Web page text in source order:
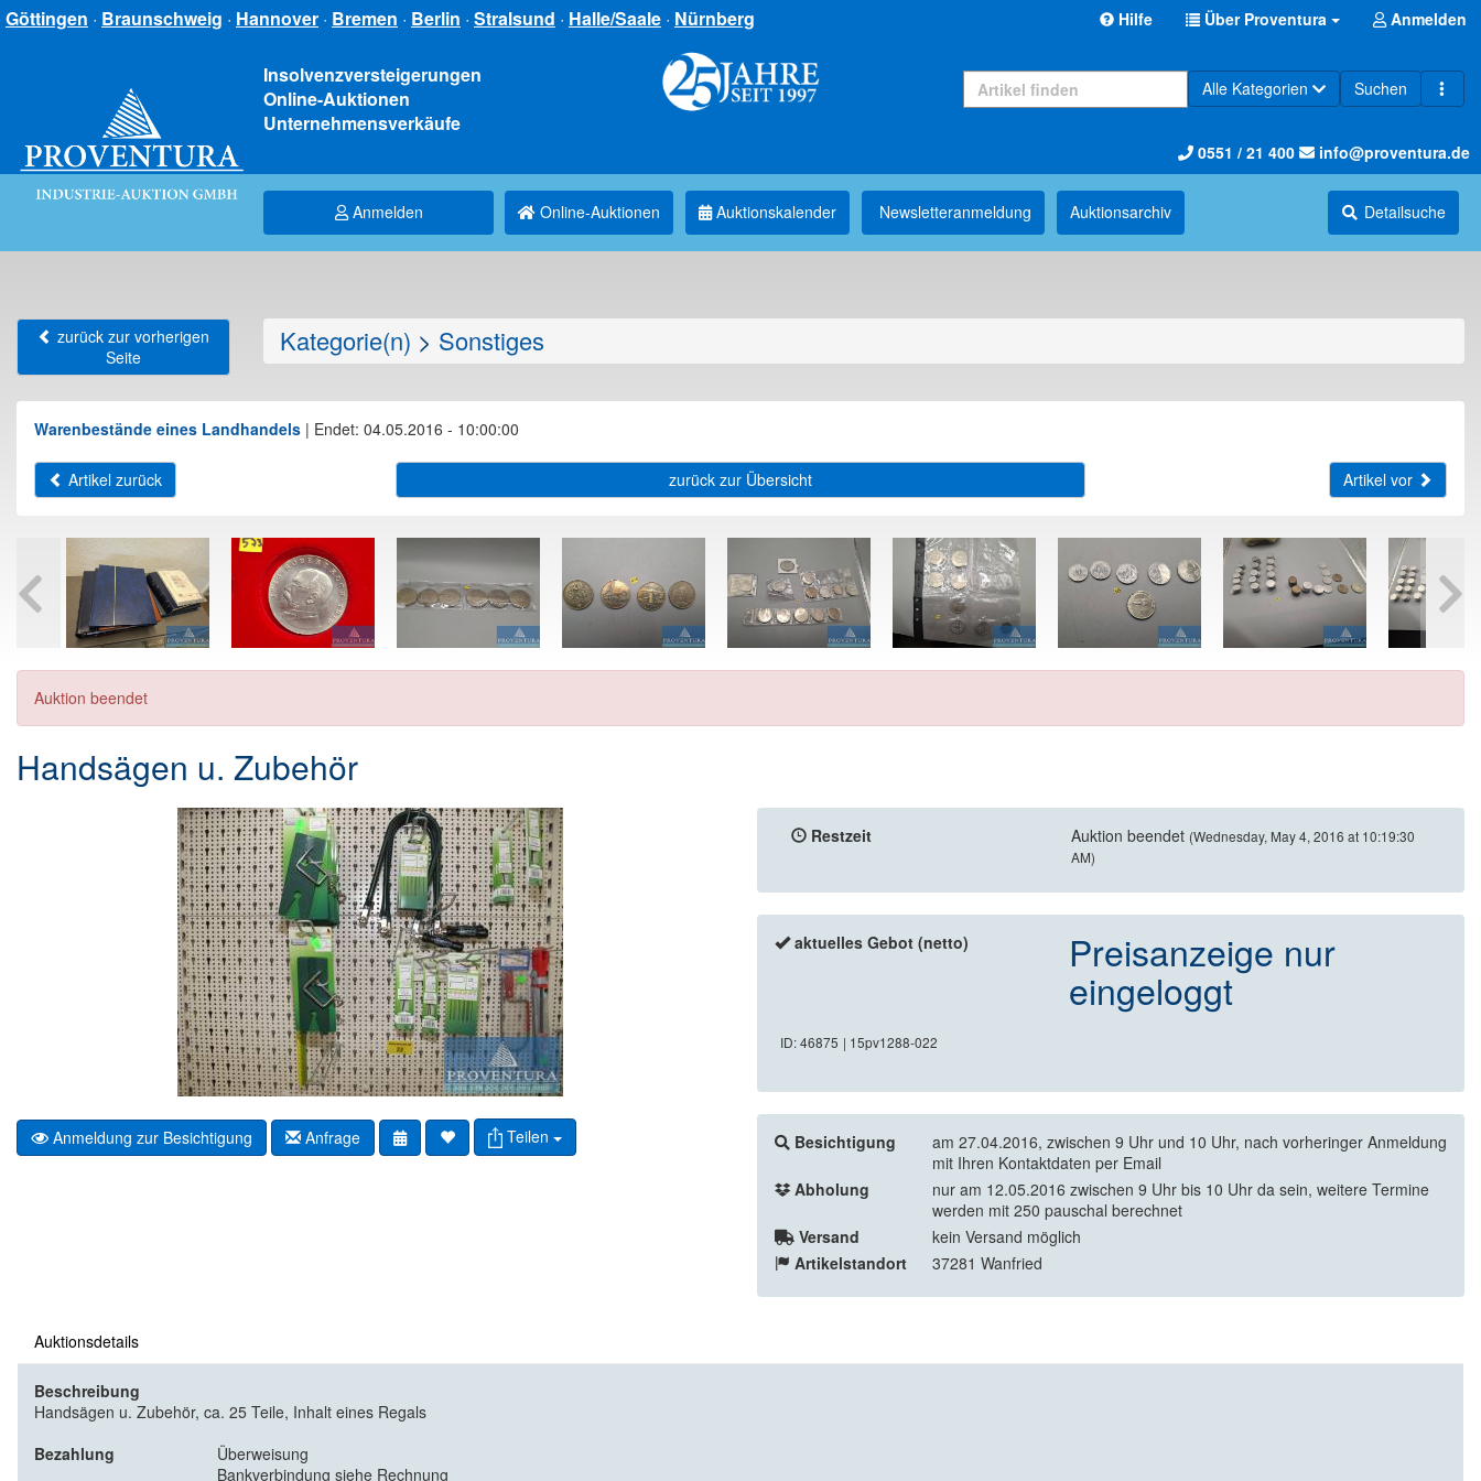
Göttingen · Braunschweig · Hannover · Bremen · Berlin · Stralsund · Halle/Saale · Nürnberg Hilfe Über Proventura Anmelden
Insolvenzversteigerungen
Online-Auktionen
Unternehmensverkäufe
Alle Kategorien Suchen
0551 / 21 400 info@proventura.de
Anmelden Online-Auktionen Auktionskalender Newsletter­anmeldung Auktions­archiv Detailsuche
zurück zur vorherigen
Seite
Kategorie(n) > Sonstiges
Warenbestände eines Landhandels | Endet: 04.05.2016 - 10:00:00
Artikel zurück zurück zur Übersicht Artikel vor
Auktion beendet
Handsägen u. Zubehör
Anmeldung zur Besichtigung Anfrage Teilen
Restzeit Auktion beendet (Wednesday, May 4, 2016 at 10:19:30
AM)
aktuelles Gebot (netto) Preisanzeige nur
eingeloggt
ID: 46875 | 15pv1288-022
Besichtigung
am 27.04.2016, zwischen 9 Uhr und 10 Uhr, nach vorheringer Anmeldung
mit Ihren Kontaktdaten per Email
Abholung
nur am 12.05.2016 zwischen 9 Uhr bis 10 Uhr da sein, weitere Termine
werden mit 250 pauschal berechnet
Versand
kein Versand möglich
Artikelstandort
37281 Wanfried
Auktionsdetails
Beschreibung
Handsägen u. Zubehör, ca. 25 Teile, Inhalt eines Regals
Bezahlung
Überweisung
Bankverbindung siehe Rechnung